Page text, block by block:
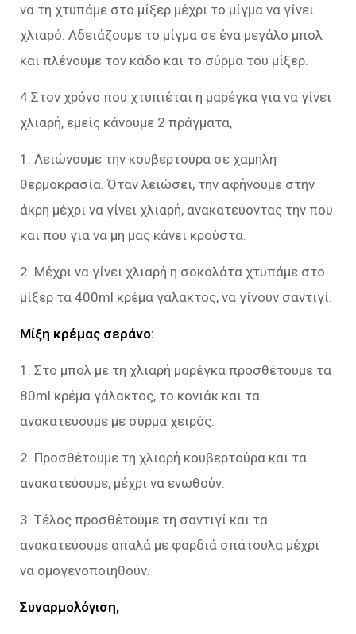
να τη χτυπάμε στο μίξερ μέχρι το μίγμα να γίνει
χλιαρό. Αδειάζουμε το μίγμα σε ένα μεγάλο μπολ
και πλένουμε τον κάδο και το σύρμα του μίξερ.
4.Στον χρόνο που χτυπιέται η μαρέγκα για να γίνει
χλιαρή, εμείς κάνουμε 2 πράγματα,
1. Λειώνουμε την κουβερτούρα σε χαμηλή
θερμοκρασία. Όταν λειώσει, την αφήνουμε στην
άκρη μέχρι να γίνει χλιαρή, ανακατεύοντας την που
και που για να μη μας κάνει κρούστα.
2. Μέχρι να γίνει χλιαρή η σοκολάτα χτυπάμε στο
μίξερ τα 400ml κρέμα γάλακτος, να γίνουν σαντιγί.
Μίξη κρέμας σεράνο:
1. Στο μπολ με τη χλιαρή μαρέγκα προσθέτουμε τα
80ml κρέμα γάλακτος, το κονιάκ και τα
ανακατεύουμε με σύρμα χειρός.
2. Προσθέτουμε τη χλιαρή κουβερτούρα και τα
ανακατεύουμε, μέχρι να ενωθούν.
3. Τέλος προσθέτουμε τη σαντιγί και τα
ανακατεύουμε απαλά με φαρδιά σπάτουλα μέχρι
να ομογενοποιηθούν.
Συναρμολόγιση,